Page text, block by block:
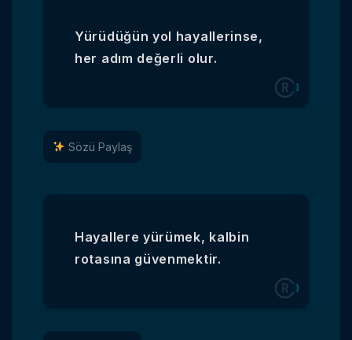
Yürüdüğün yol hayallerinse,
her adım değerli olur.
Sözü Paylaş
Hayallere yürümek, kalbin
rotasına güvenmektir.